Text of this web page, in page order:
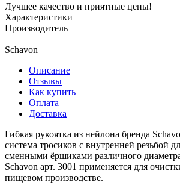
Лучшее качество и приятные цены!
Характеристики
Производитель
—
Schavon
Описание
Отзывы
Как купить
Оплата
Доставка
Гибкая рукоятка из нейлона бренда
система тросиков с внутренней резьбой
сменными ёршиками различного
Schavon арт. 3001 применяется для
пищевом производстве.